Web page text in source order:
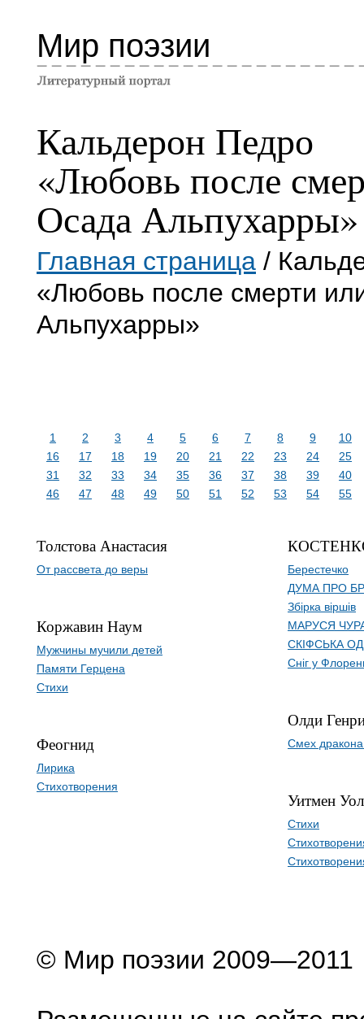
Мир поэзии
Кальдерон Педро
«Любовь после
Осада Альпухарры»
Главная страница /
«Любовь после смерти
Альпухарры»
1 2 3 4 5 6 7 8 9
10
16
17 18 19 20 21 22 23 24
25
31
32 33 34 35 36 37 38 39
40
46
47 48 49 50 51 52 53 54 55
Толстова Анастасия
От рассвета до веры
Коржавин Наум
Мужчины мучили детей
Памяти Герцена
Стихи
Феогнид
Лирика
Стихотворения
Берестечко
ДУМА ПРО
Збірка віршів
МАРУСЯ
СКІФСЬКА
Сніг у
Олди
Смех
Уитмен
Стихи
© Мир поэзии 2009—2011